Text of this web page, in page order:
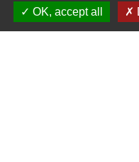
Préfecture
OK, accept all